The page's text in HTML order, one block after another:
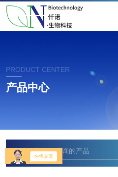
PRODUCT CENTER
产品中心